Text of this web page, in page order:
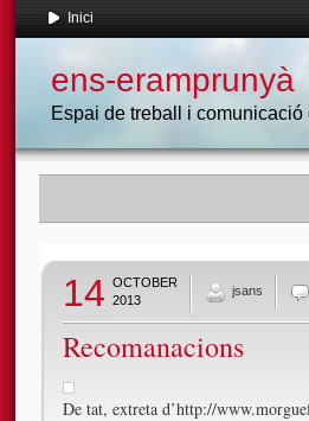
Inici
ens-eramprunyà
Espai de treball i
14 OCTOBER
2013
jsans
Recomanacions
De tat, extreta d’http://